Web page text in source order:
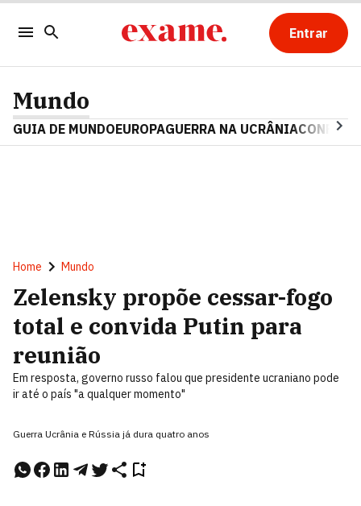
Entrar
Mundo
GUIA DE MUNDOEUROPAGUERRA NA UCRÂNIA
Home Mundo
Zelensky propõe cessar-fogo
total e convida Putin para
reunião
Em resposta, governo russo falou que presidente ucraniano pode
ir até o país "a qualquer momento"
Guerra Ucrânia e Rússia já dura quatro anos